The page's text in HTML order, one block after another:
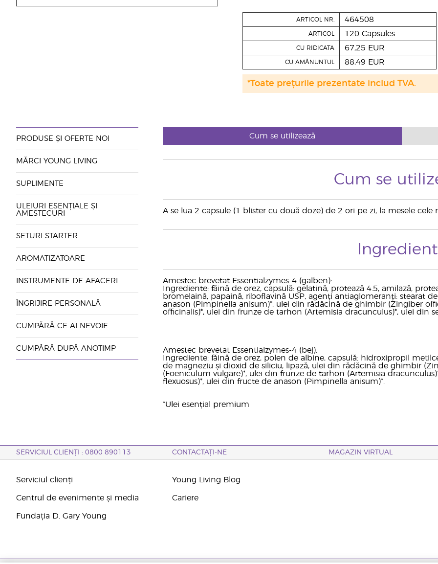
ARTICOL NR. 464508
ARTICOL 120 Capsules
CU RIDICATA 67,25 EUR
CU AMĂNUNTUL 88,49 EUR
*Toate prețurile prezentate includ TVA.
PRODUSE ȘI OFERTE NOI
MĂRCI YOUNG LIVING
SUPLIMENTE
ULEIURI ESENȚIALE ȘI
AMESTECURI
SETURI STARTER
AROMATIZATOARE
INSTRUMENTE DE AFACERI
ÎNGRIJIRE PERSONALĂ
CUMPĂRĂ CE AI NEVOIE
CUMPĂRĂ DUPĂ ANOTIMP
Cum se utilizează
Cum se
A se lua 2 capsule (1 blister cu două doze) de 2 ori pe zi, la mesele cele
Amestec brevetat Essentialzymes-4 (galben):
Ingrediente: făină de orez, capsulă: gelatină, protează 4.5, amilază,
bromelaină, papaină, riboflavină USP, agenți antiaglomeranți: stearat
anason (Pimpinella anisum)*, ulei din rădăcină de ghimbir (Zingiber
officinalis)*, ulei din frunze de tarhon (Artemisia dracunculus)*, ulei din
Amestec brevetat Essentialzymes-4 (bej):
Ingrediente: făină de orez, polen de albine, capsulă: hidroxipropil
de magneziu și dioxid de siliciu, lipază, ulei din rădăcină de ghimbir
(Foeniculum vulgare)*, ulei din frunze de tarhon (Artemisia
flexuosus)*, ulei din fructe de anason (Pimpinella anisum)*.
*Ulei esențial premium
SERVICIUL CLIENȚI : 0800 890113 CONTACTAȚI-NE MAGAZIN VIRTUAL
Serviciul clienți
Centrul de evenimente și media
Fundația D. Gary Young
Young Living Blog
Cariere